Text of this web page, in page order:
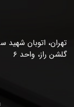
تهران، اتوبان شهید
گلشن راز، واحد ۶